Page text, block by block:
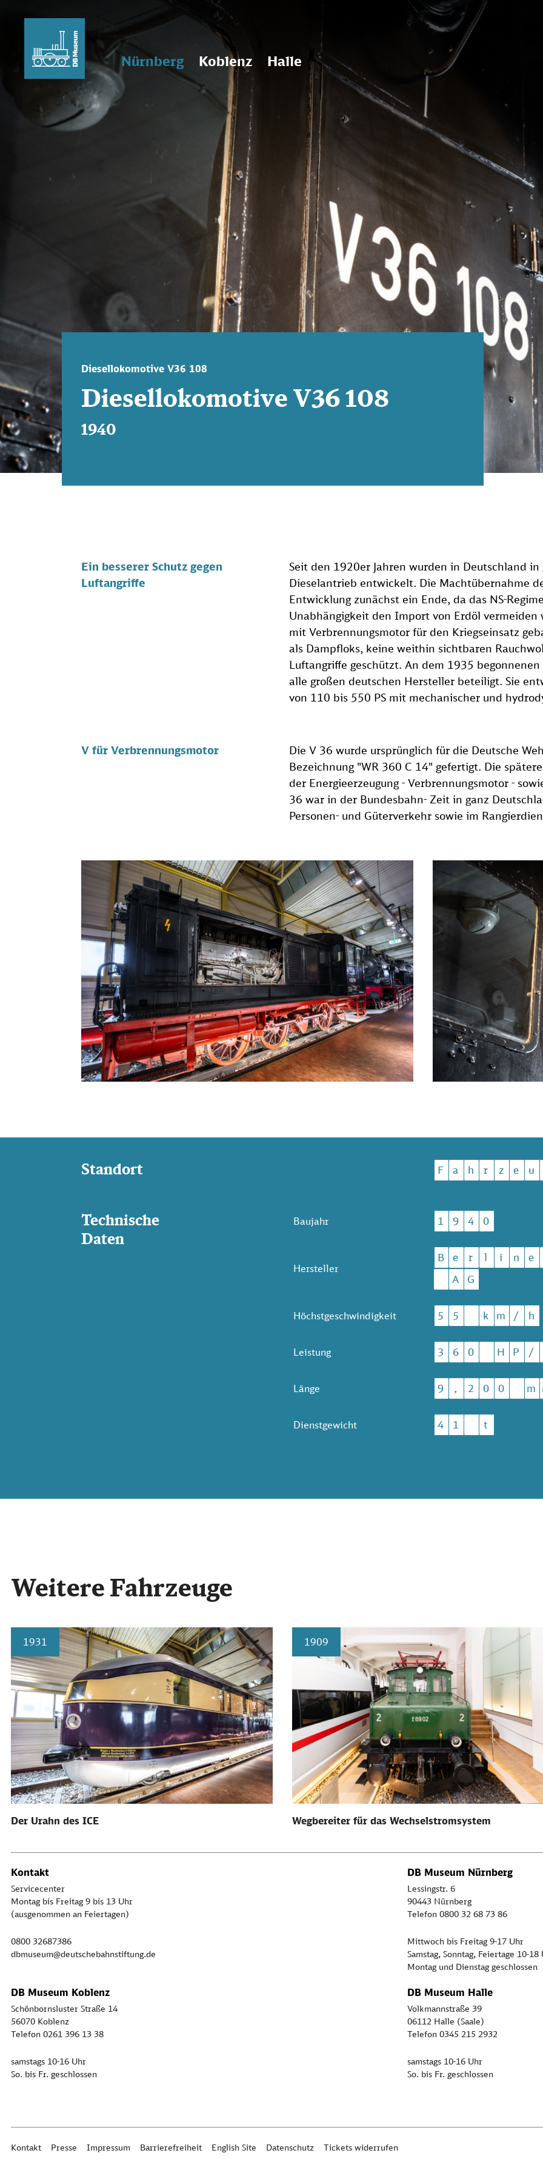
Nürnberg Koblenz Halle
Diesellokomotive V36 108
Diesellokomotive V36 108
1940
Ein besserer Schutz gegen
Luftangriffe
Seit den 1920er Jahren wurden in Deutschland
Dieselantrieb entwickelt. Die Machtübernahme
Entwicklung zunächst ein Ende, da das NS-
Unabhängigkeit den Import von Erdöl
mit Verbrennungsmotor für den Kriegseinsatz
als Dampfloks, keine weithin sichtbaren
Luftangriffe geschützt. An dem 1935
alle großen deutschen Hersteller beteiligt. Sie
von 110 bis 550 PS mit mechanischer und
V für Verbrennungsmotor
Die V 36 wurde ursprünglich für die Deutsche
Bezeichnung "WR 360 C 14" gefertigt. Die
der Energieerzeugung - Verbrennungsmotor -
36 war in der Bundesbahn- Zeit in ganz
Personen- und Güterverkehr sowie im
Standort F a h r z e u
Technische
Daten
Baujahr 1 9 4 0
Hersteller
B e r l i n
e
A
G
Höchstgeschwindigkeit 5 5 k m / h
Leistung 3 6 0 H P /
Länge 9 , 2 0 0 m
Dienstgewicht 4 1 t
Weitere Fahrzeuge
1931
Der Urahn des ICE
1909
Wegbereiter für das Wechselstromsystem
Kontakt
Servicecenter
Montag bis Freitag 9 bis 13 Uhr
(ausgenommen an Feiertagen)
0800 32687386
dbmuseum@deutschebahnstiftung.de
DB Museum Nürnberg
Lessingstr. 6
90443 Nürnberg
Telefon 0800 32 68 73 86
Mittwoch bis Freitag 9-17 Uhr
Samstag, Sonntag, Feiertage 10-18
Montag und Dienstag geschlossen
DB Museum Koblenz
Schönbornsluster Straße 14
56070 Koblenz
Telefon 0261 396 13 38
samstags 10-16 Uhr
So. bis Fr. geschlossen
DB Museum Halle
Volkmannstraße 39
06112 Halle (Saale)
Telefon 0345 215 2932
samstags 10-16 Uhr
So. bis Fr. geschlossen
Kontakt Presse Datenschutz
Impressum Barrierefreiheit English Site Tickets widerrufen